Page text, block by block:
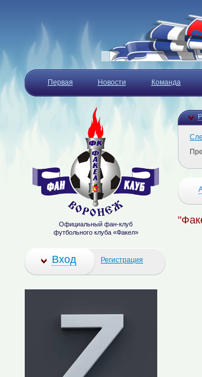
Первая Новости Команда
Официальный фан-клуб
футбольного клуба «Факел»
Вход Регистрация